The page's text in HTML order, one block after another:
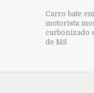
Carro bate
motorista
carbonizado
de MS